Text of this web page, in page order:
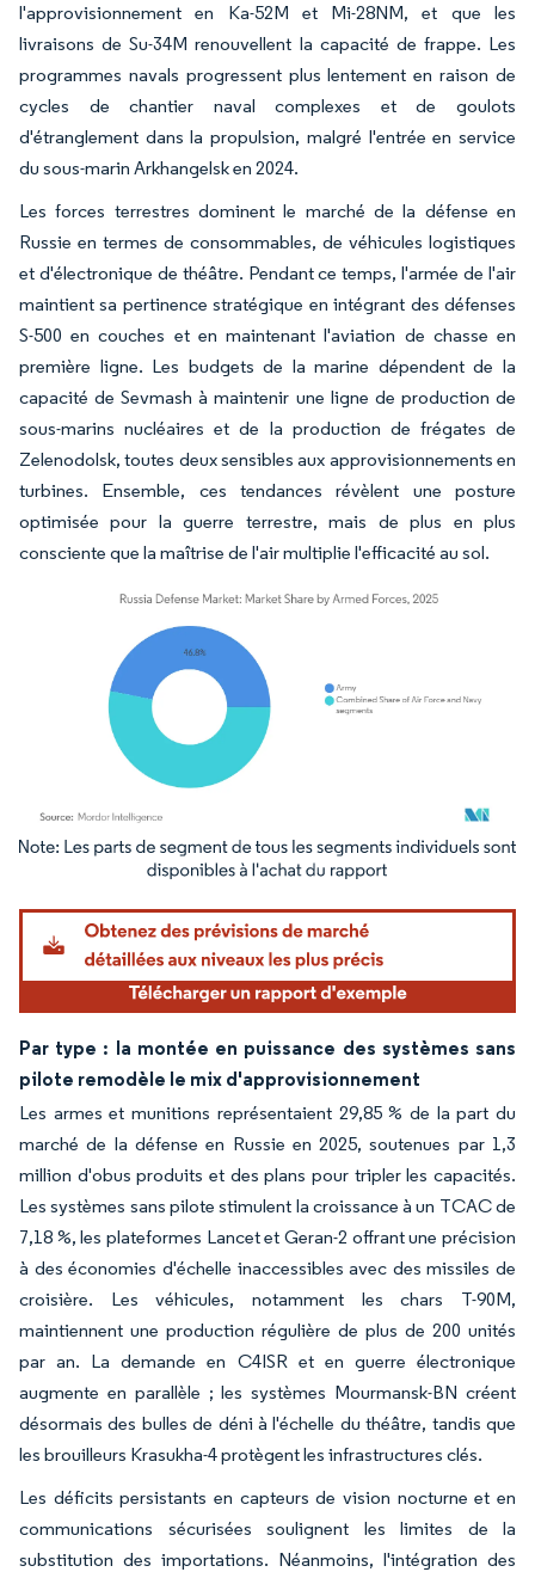
l'approvisionnement en Ka-52M et Mi-28NM, et que les
livraisons de Su-34M renouvellent la capacité de frappe. Les
programmes navals progressent plus lentement en raison de
cycles de chantier naval complexes et de goulots
d'étranglement dans la propulsion, malgré l'entrée en service
du sous-marin Arkhangelsk en 2024.
Les forces terrestres dominent le marché de la défense en
Russie en termes de consommables, de véhicules logistiques
et d'électronique de théâtre. Pendant ce temps, l'armée de l'air
maintient sa pertinence stratégique en intégrant des défenses
S-500 en couches et en maintenant l'aviation de chasse en
première ligne. Les budgets de la marine dépendent de la
capacité de Sevmash à maintenir une ligne de production de
sous-marins nucléaires et de la production de frégates de
Zelenodolsk, toutes deux sensibles aux approvisionnements en
turbines. Ensemble, ces tendances révèlent une posture
optimisée pour la guerre terrestre, mais de plus en plus
consciente que la maîtrise de l'air multiplie l'efficacité au sol.
Image © Mordor Intelligence. La réutilisation nécessite une attribution sous CC BY
Par type : la montée en puissance des systèmes sans
pilote remodèle le mix d'approvisionnement
Les armes et munitions représentaient 29,85 % de la part du
marché de la défense en Russie en 2025, soutenues par 1,3
million d'obus produits et des plans pour tripler les capacités.
Les systèmes sans pilote stimulent la croissance à un TCAC de
7,18 %, les plateformes Lancet et Geran-2 offrant une précision
à des économies d'échelle inaccessibles avec des missiles de
croisière. Les véhicules, notamment les chars T-90M,
maintiennent une production régulière de plus de 200 unités
par an. La demande en C4ISR et en guerre électronique
augmente en parallèle ; les systèmes Mourmansk-BN créent
désormais des bulles de déni à l'échelle du théâtre, tandis que
les brouilleurs Krasukha-4 protègent les infrastructures clés.
Les déficits persistants en capteurs de vision nocturne et en
communications sécurisées soulignent les limites de la
substitution des importations. Néanmoins, l'intégration des